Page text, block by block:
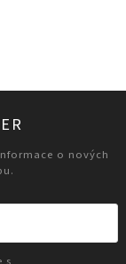
o nových